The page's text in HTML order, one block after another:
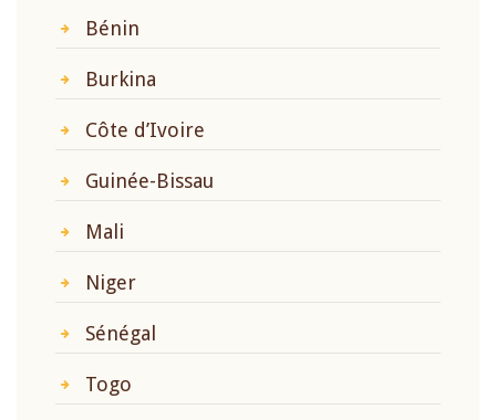
Bénin
Burkina
Côte d’Ivoire
Guinée-Bissau
Mali
Niger
Sénégal
Togo